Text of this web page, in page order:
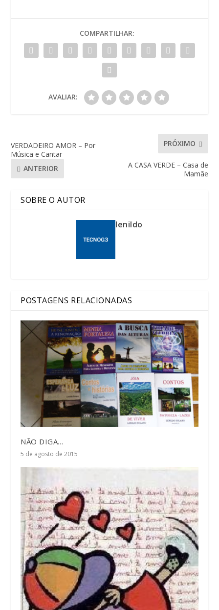
COMPARTILHAR:
AVALIAR:
VERDADEIRO AMOR – Por
Música e Cantar
ANTERIOR
PRÓXIMO
A CASA VERDE – Casa de
Mamãe
SOBRE O AUTOR
lenildo
POSTAGENS RELACIONADAS
NÃO DIGA…
5 de agosto de 2015